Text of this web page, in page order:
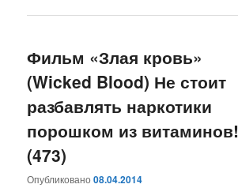
Фильм «Злая кровь»
(Wicked Blood) Не стоит
разбавлять наркотики
порошком из витаминов!
(473)
Опубликовано08.04.2014